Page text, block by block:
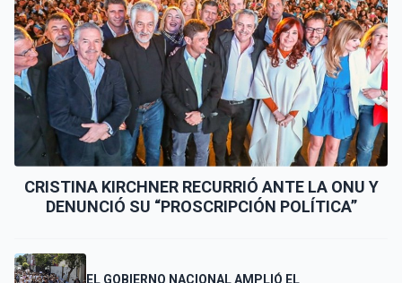
CRISTINA KIRCHNER RECURRIÓ ANTE LA ONU Y
DENUNCIÓ SU “PROSCRIPCIÓN POLÍTICA”
EL GOBIERNO NACIONAL AMPLIÓ EL